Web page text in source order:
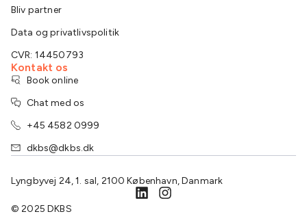
Bliv partner
Data og privatlivspolitik
CVR: 14450793
Kontakt os
Book online
Chat med os
+45 4582 0999
dkbs@dkbs.dk
Lyngbyvej 24, 1. sal, 2100 København, Danmark
© 2025 DKBS